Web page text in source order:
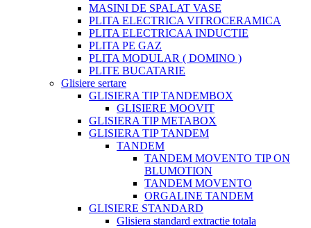
MASINI DE SPALAT VASE
PLITA ELECTRICA VITROCERAMICA
PLITA ELECTRICAA INDUCTIE
PLITA PE GAZ
PLITA MODULAR ( DOMINO )
PLITE BUCATARIE
Glisiere sertare
GLISIERA TIP TANDEMBOX
GLISIERE MOOVIT
GLISIERA TIP METABOX
GLISIERA TIP TANDEM
TANDEM
TANDEM MOVENTO TIP ON
BLUMOTION
TANDEM MOVENTO
ORGALINE TANDEM
GLISIERE STANDARD
Glisiera standard extractie totala